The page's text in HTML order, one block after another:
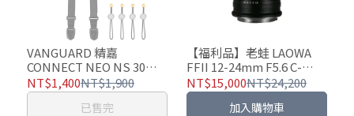
VANGUARD 精嘉
CONNECT NEO NS 30
38mm
NT$1,400NT$1,900
已售完
【福利品】老蛙 LAOWA
FFII 12-24mm F5.6 C-
Dreamer 全片幅 變焦廣角
鏡頭
NT$15,000NT$24,200
加入購物車